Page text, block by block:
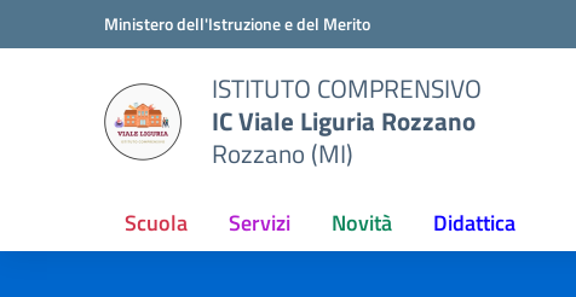
Vai ai contenuti
Vai al menu di navigazioneMinistero dell'Istruzione e del Merito
ISTITUTO COMPRENSIVO
IC Viale Liguria Rozzano
Rozzano (MI)
Scuola Servizi Novità Didattica